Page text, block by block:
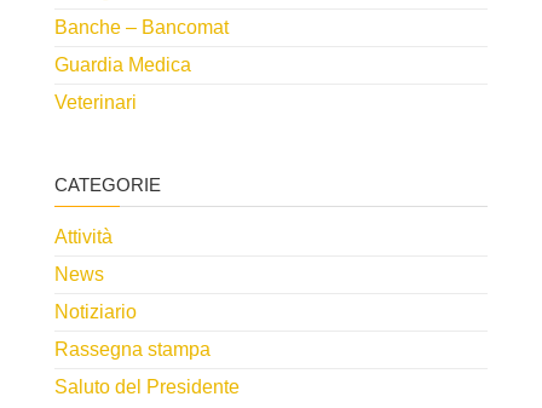
Banche – Bancomat
Guardia Medica
Veterinari
CATEGORIE
Attività
News
Notiziario
Rassegna stampa
Saluto del Presidente